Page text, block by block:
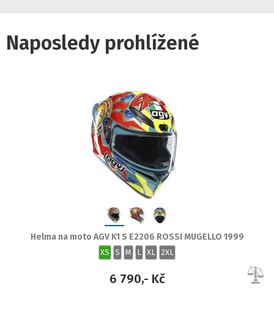
Naposledy prohlížené
Helma na moto AGV K1 S E2206 ROSSI MUGELLO 1999
XS S M L XL 2XL
6 790,- Kč